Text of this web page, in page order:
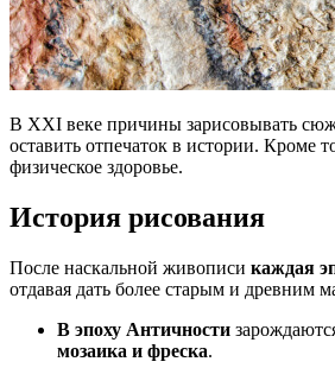
В XXI веке причины зарисовывать
оставить отпечаток в истории. Кроме
физическое здоровье.
История рисования
После наскальной живописи каждая
отдавая дать более старым и древним
В эпоху Античности
мозаика и фреска.